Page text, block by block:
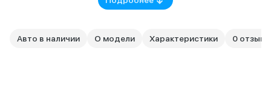
Авто в наличии О модели Характеристики 0